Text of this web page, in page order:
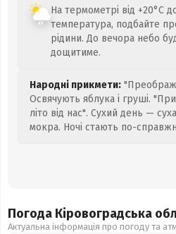
На термометрі від +20°C
температура, подбайте
рідини. До вечора небо
дощитиме.
Народні прикмети:
Освячують яблука і груші.
літо від нас". Сухий день —
мокра. Ночі стають по-
Погода Кіровоградська
Актуальна інформація про погоду та